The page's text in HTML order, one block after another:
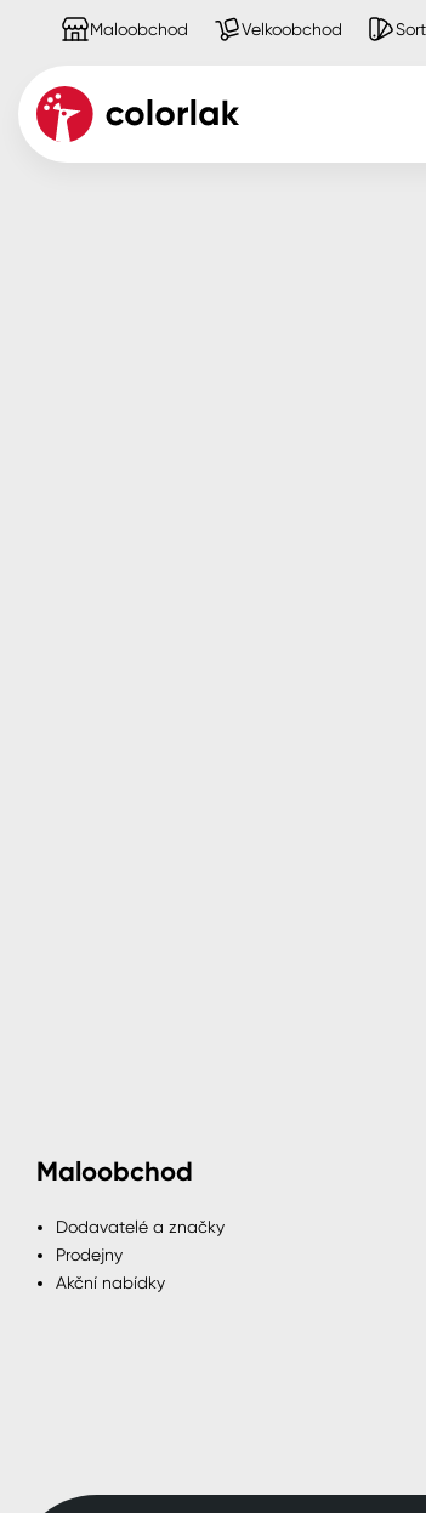
Maloobchod Velkoobchod
Ředidla, tužidla,
Maloobchod
Dodavatelé a značky
Prodejny
Akční nabídky